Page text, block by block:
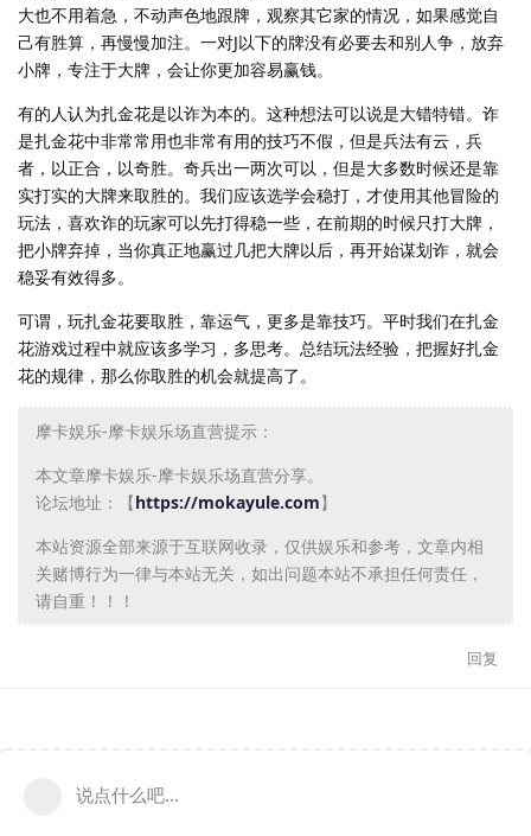
大也不用着急，不动声色地跟牌，观察其它家的情况，如果感觉自
己有胜算，再慢慢加注。一对J以下的牌没有必要去和别人争，放弃
小牌，专注于大牌，会让你更加容易赢钱。
有的人认为扎金花是以诈为本的。这种想法可以说是大错特错。诈
是扎金花中非常常用也非常有用的技巧不假，但是兵法有云，兵
者，以正合，以奇胜。奇兵出一两次可以，但是大多数时候还是靠
实打实的大牌来取胜的。我们应该选学会稳打，才使用其他冒险的
玩法，喜欢诈的玩家可以先打得稳一些，在前期的时候只打大牌，
把小牌弃掉，当你真正地赢过几把大牌以后，再开始谋划诈，就会
稳妥有效得多。
可谓，玩扎金花要取胜，靠运气，更多是靠技巧。平时我们在扎金
花游戏过程中就应该多学习，多思考。总结玩法经验，把握好扎金
花的规律，那么你取胜的机会就提高了。
摩卡娱乐-摩卡娱乐场直营提示：
本文章摩卡娱乐-摩卡娱乐场直营分享。
论坛地址：【https://mokayule.com】
本站资源全部来源于互联网收录，仅供娱乐和参考，文章内相
关赌博行为一律与本站无关，如出问题本站不承担任何责任，
请自重！！！
回复
说点什么吧...